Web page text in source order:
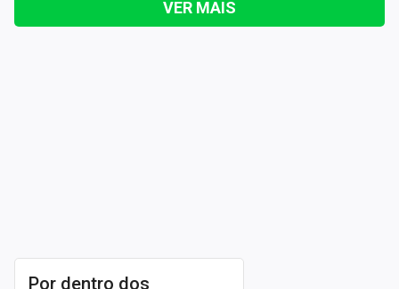
VER MAIS
Por dentro dos